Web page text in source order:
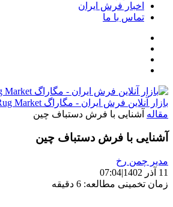
اخبار فرش ایران
تماس با ما
بازار آنلاین فرش ایران - مگاراگ Megarug Persian Rug Market
مقاله آشنایی با فرش دستباف چین
آشنایی با فرش دستباف چین
مدیر چمن رخ
11 آذر 1402
|
07:04
زمان تخمینی مطالعه: 6 دقیقه